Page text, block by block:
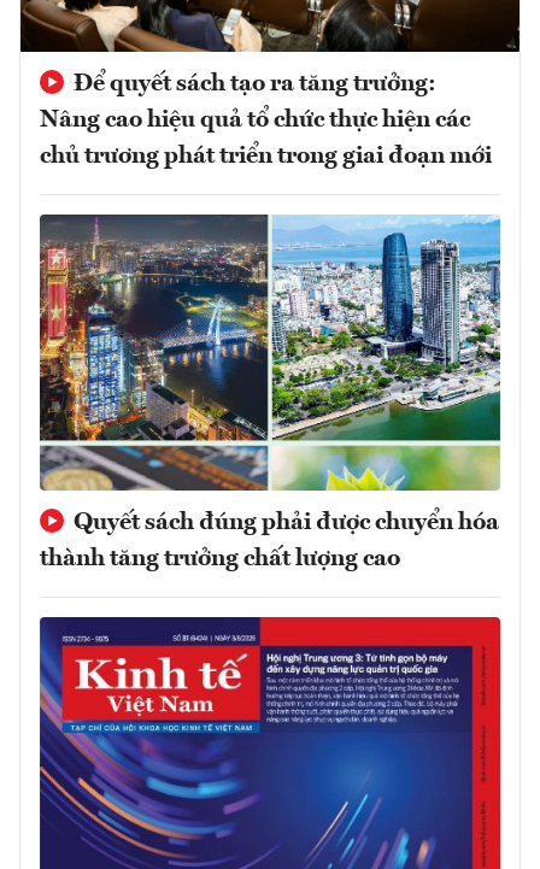
Để quyết sách tạo ra tăng trưởng:
Nâng cao hiệu quả tổ chức thực hiện các
chủ trương phát triển trong giai đoạn mới
Quyết sách đúng phải được chuyển hóa
thành tăng trưởng chất lượng cao